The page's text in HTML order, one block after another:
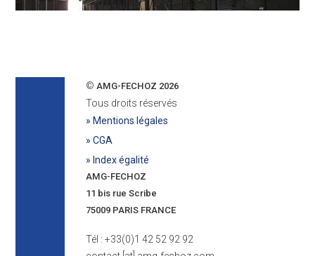
© AMG-FECHOZ 2026
Tous droits réservés
» Mentions légales
» CGA
» Index égalité
AMG-FECHOZ
11 bis rue Scribe
75009 PARIS FRANCE
Tél : +33(0)1 42 52 92 92